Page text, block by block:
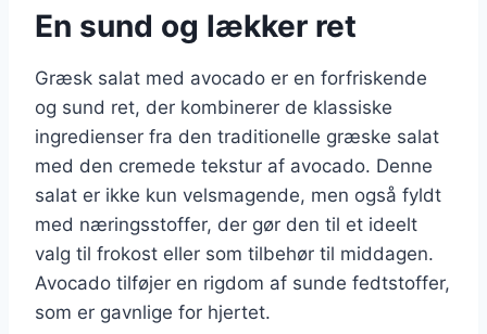
En sund og lækker ret
Græsk salat med avocado er en forfriskende
og sund ret, der kombinerer de klassiske
ingredienser fra den traditionelle græske salat
med den cremede tekstur af avocado. Denne
salat er ikke kun velsmagende, men også fyldt
med næringsstoffer, der gør den til et ideelt
valg til frokost eller som tilbehør til middagen.
Avocado tilføjer en rigdom af sunde fedtstoffer,
som er gavnlige for hjertet.